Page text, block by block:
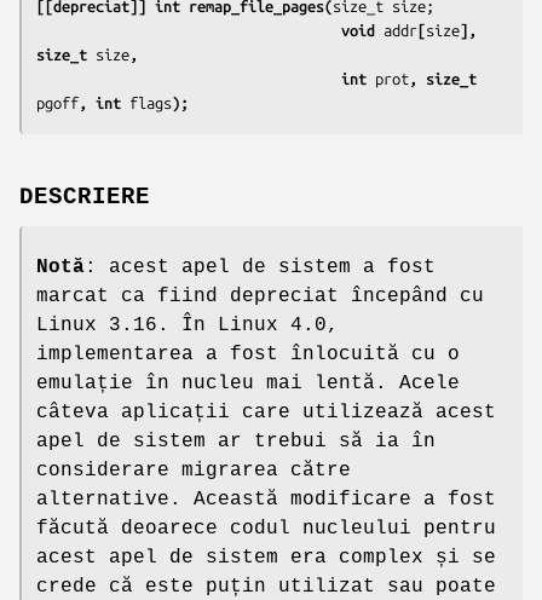
[[depreciat]] int remap_file_pages(
                                    void
addr[size],
size_t size ,
                                    int
prot
pgoff , int flags);
DESCRIERE
Notă: acest apel de sistem a fost
marcat ca fiind depreciat începând cu
Linux 3.16. În Linux 4.0,
implementarea a fost înlocuită cu o
emulație în nucleu mai lentă. Acele
câteva aplicații care utilizează acest
apel de sistem ar trebui să ia în
considerare migrarea către
alternative. Această modificare a fost
făcută deoarece codul nucleului pentru
acest apel de sistem era complex și se
crede că este puțin utilizat sau poate